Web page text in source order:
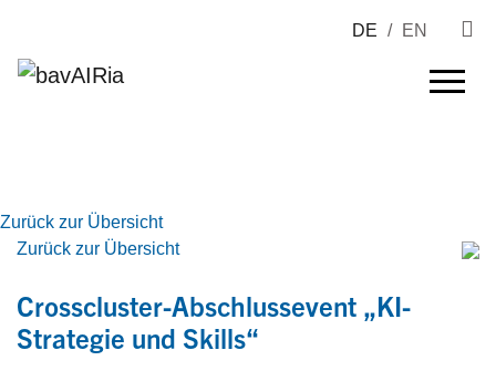
DE / EN
Zurück zur Übersicht
Crosscluster-Abschlussevent „KI-
Strategie und Skills“
Zurück zur Übersicht